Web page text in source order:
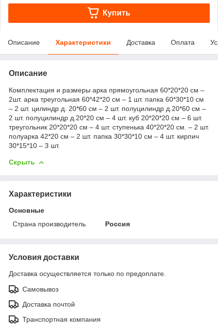
Купить
Описание Характеристики Доставка Оплата
Описание
Комплектация и размеры арка прямоугольная 60*20*20 см –
2шт. арка треугольная 60*42*20 см – 1 шт. папка 60*30*10 см
– 2 шт. цилиндр д. 20*60 см – 2 шт. полуцилиндр д.20*60 см –
2 шт. полуцилиндр д.20*20 см – 4 шт. куб 20*20*20 см – 6 шт.
треугольник 20*20*20 см – 4 шт. ступенька 40*20*20 см. – 2 шт.
полуарка 42*20 см – 2 шт. папка 30*30*10 см – 4 шт. кирпич
30*15*10 – 3 шт.
Скрыть
Характеристики
Основные
Страна производитель
Россия
Условия доставки
Доставка осуществляется только по предоплате.
Самовывоз
Доставка почтой
Транспортная компания